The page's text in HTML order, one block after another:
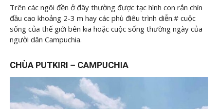
Trên các ngôi đền ở đây thường được tạc hình con rắn chín
đầu cao khoảng 2-3 m hay các phù điêu trình diễn.# cuộc
sống của thế giới bên kia hoặc cuộc sống thường ngày của
người dân Campuchia.
CHÙA PUTKIRI – CAMPUCHIA